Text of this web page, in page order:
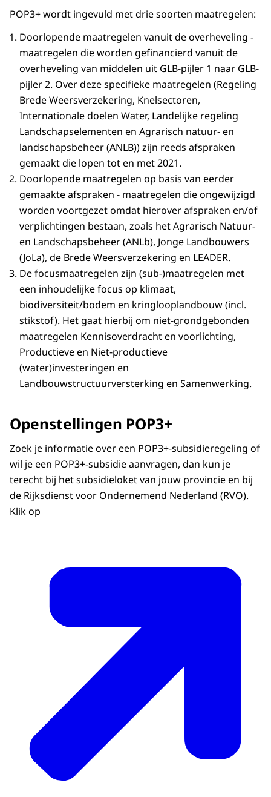
POP3+ wordt ingevuld met drie soorten maatregelen:
Doorlopende maatregelen vanuit de overheveling -
maatregelen die worden gefinancierd vanuit de
overheveling van middelen uit GLB-pijler 1 naar GLB-
pijler 2. Over deze specifieke maatregelen (Regeling
Brede Weersverzekering, Knelsectoren,
Internationale doelen Water, Landelijke regeling
Landschapselementen en Agrarisch natuur- en
landschapsbeheer (ANLB)) zijn reeds afspraken
gemaakt die lopen tot en met 2021.
Doorlopende maatregelen op basis van eerder
gemaakte afspraken - maatregelen die ongewijzigd
worden voortgezet omdat hierover afspraken en/of
verplichtingen bestaan, zoals het Agrarisch Natuur-
en Landschapsbeheer (ANLb), Jonge Landbouwers
(JoLa), de Brede Weersverzekering en LEADER.
De focusmaatregelen zijn (sub-)maatregelen met
een inhoudelijke focus op klimaat,
biodiversiteit/bodem en kringlooplandbouw (incl.
stikstof). Het gaat hierbij om niet-grondgebonden
maatregelen Kennisoverdracht en voorlichting,
Productieve en Niet-productieve
(water)investeringen en
Landbouwstructuurversterking en Samenwerking.
Openstellingen POP3+
Zoek je informatie over een POP3+-subsidieregeling of
wil je een POP3+-subsidie aanvragen, dan kun je
terecht bij het subsidieloket van jouw provincie en bij
de Rijksdienst voor Ondernemend Nederland (RVO).
Klik op